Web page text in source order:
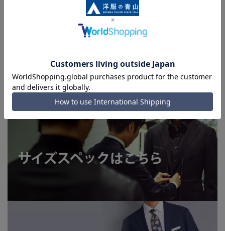
■店舗や各モールサイトと商品在庫を共有しております関係
上、ご注文いただいたタイミングにより欠品が発生し、ご注文
を完了できない場合がございます。予めご了承ください。
洗えるスーツはこちら